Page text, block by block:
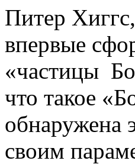
Питер
впервые
«частицы
что такое
обнаружена
своим